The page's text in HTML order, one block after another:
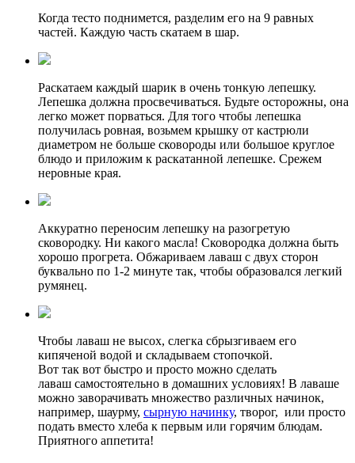
Когда тесто поднимется, разделим его на 9 равных
частей. Каждую часть скатаем в шар.
Раскатаем каждый шарик в очень тонкую лепешку.
Лепешка должна просвечиваться. Будьте осторожны, она
легко может порваться. Для того чтобы лепешка
получилась ровная, возьмем крышку от кастрюли
диаметром не больше сковороды или большое круглое
блюдо и приложим к раскатанной лепешке. Срежем
неровные края.
Аккуратно переносим лепешку на разогретую
сковородку. Ни какого масла! Сковородка должна быть
хорошо прогрета. Обжариваем лаваш с двух сторон
буквально по 1-2 минуте так, чтобы образовался легкий
румянец.
Чтобы лаваш не высох, слегка сбрызгиваем его
кипяченой водой и складываем стопочкой.
Вот так вот быстро и просто можно сделать
лаваш самостоятельно в домашних условиях! В лаваше
можно заворачивать множество различных начинок,
например, шаурму, сырную начинку, творог, или просто
подать вместо хлеба к первым или горячим блюдам.
Приятного аппетита!